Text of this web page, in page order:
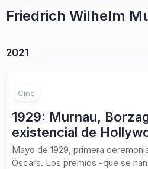
Friedrich Wilhelm
2021
Cine
1929: Murnau,
existencial de
Mayo de 1929, primera
Óscars. Los premios -que se